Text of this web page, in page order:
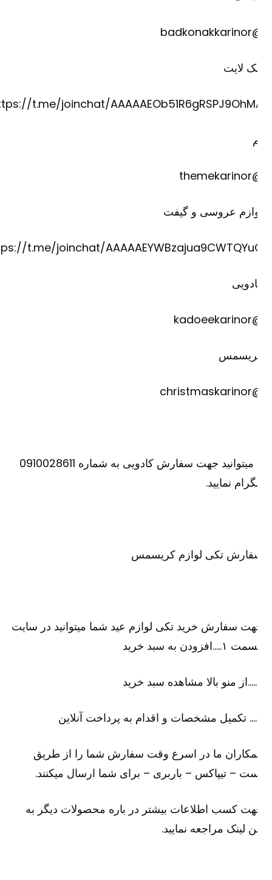
لایت
https://t.me/joinchat/
عروسی و گیفت
https://t.me/joinchat/
یا میتوانید جهت سفارش کادویی به شماره 0910028611
نمایید.
تکی لوازم کریسمس
سفارش خرید تکی لوازم عید شما میتوانید در سایت
به سبد خرید
ما در اسرع وقت سفارش شما را از طریق
– تیپاکس – باربری – برای شما ارسال میکنند.
کسب اطلاعات بیشتر در باره محصولات دیگر به
لینک مراجعه نمایید.